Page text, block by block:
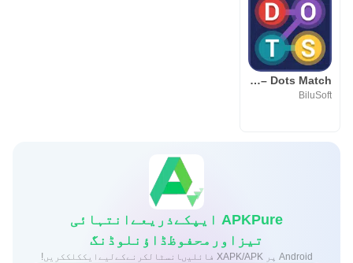
Dot to Dot: Dots Connect – Dots Link – Dots Match
BiluSoft
APKPure ایپکےذریعےانتہائی
تیزاورمحفوظڈاؤنلوڈنگ
Android پر XAPK/APK فائلیںانسٹالکرنےکےلیےایککلککریں!